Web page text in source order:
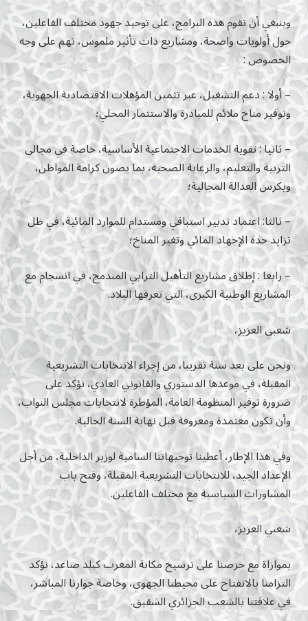
وينبغي أن تقوم هذه البرامج، على توحيد جهود مختلف الفاعلين،
حول أولويات واضحة، ومشاريع ذات تأثير ملموس، تهم على وجه
الخصوص :
– أولا : دعم التشغيل، عبر تثمين المؤهلات الاقتصادية الجهوية،
وتوفير مناخ ملائم للمبادرة والاستثمار المحلي؛
– ثانيا : تقوية الخدمات الاجتماعية الأساسية، خاصة في مجالي
التربية والتعليم، والرعاية الصحية، بما يصون كرامة المواطن،
ويكرس العدالة المجالية؛
– ثالثا: اعتماد تدبیر استباقي ومستدام للموارد المائية، في ظل
تزايد حدة الإجهاد المائي وتغير المناخ؛
– رابعا : إطلاق مشاريع التأهيل الترابي المندمج، في انسجام مع
المشاريع الوطنية الكبرى، التي تعرفها البلاد.
شعبي العزيز،
ونحن على بعد سنة تقريبا، من إجراء الانتخابات التشريعية
المقبلة، في موعدها الدستوري والقانوني العادي، نؤكد على
ضرورة توفير المنظومة العامة، المؤطرة لانتخابات مجلس النواب،
وأن تكون معتمدة ومعروفة قبل نهاية السنة الحالية.
وفي هذا الإطار، أعطينا توجيهاتنا السامية لوزير الداخلية، من أجل
الإعداد الجيد، للانتخابات التشريعية المقبلة، وفتح باب
المشاورات السياسية مع مختلف الفاعلين.
شعبي العزيز،
بموازاة مع حرصنا على ترسیخ مكانة المغرب كبلد صاعد، نؤكد
التزامنا بالانفتاح على محيطنا الجهوي، وخاصة جوارنا المباشر،
في علاقتنا بالشعب الجزائري الشقيق.